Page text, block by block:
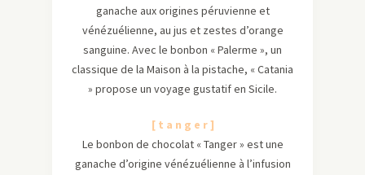
ganache aux origines péruvienne et
vénézuélienne, au jus et zestes d’orange
sanguine. Avec le bonbon « Palerme », un
classique de la Maison à la pistache, « Catania
» propose un voyage gustatif en Sicile.
[ t a n g e r ]
Le bonbon de chocolat « Tanger » est une
ganache d’origine vénézuélienne à l’infusion